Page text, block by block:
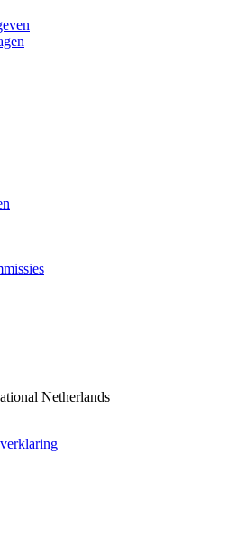
Netherlands